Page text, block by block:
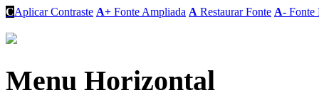
CAplicar Contraste A+ Fonte Ampliada A Restaurar Fonte A- Fonte
Menu Horizontal